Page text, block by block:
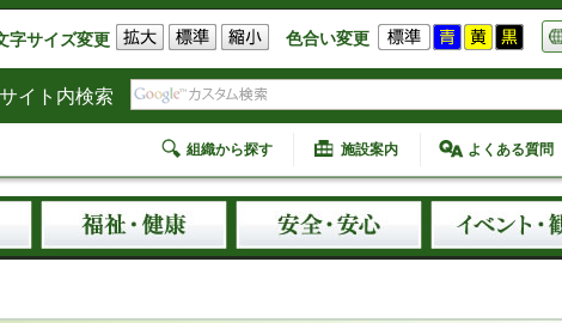
字サイズ変更 色合い変更
サイト内検索
組織から探す 施設案内 よくある質問